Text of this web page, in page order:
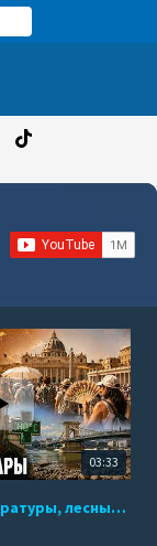
03:33
Рекордные температуры, лесные пожары и красный уровень опасности